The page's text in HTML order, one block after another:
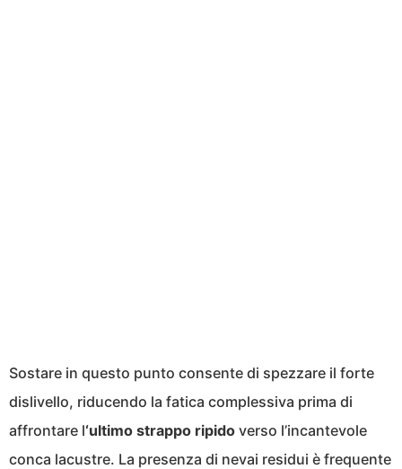
Sostare in questo punto consente di spezzare il forte
dislivello, riducendo la fatica complessiva prima di
affrontare l‘ultimo strappo ripido verso l’incantevole
conca lacustre. La presenza di nevai residui è frequente